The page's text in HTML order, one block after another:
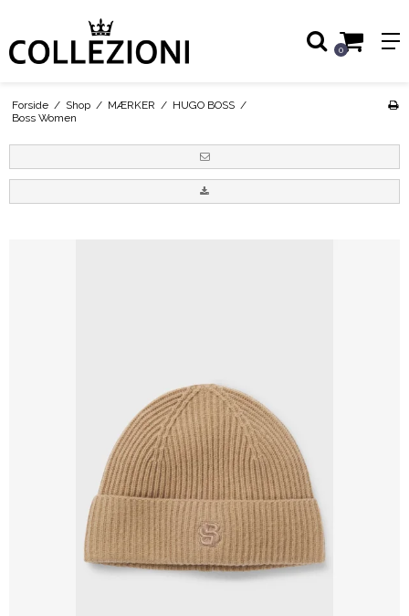
0
Forside / Shop / MÆRKER / HUGO BOSS /
Boss Women